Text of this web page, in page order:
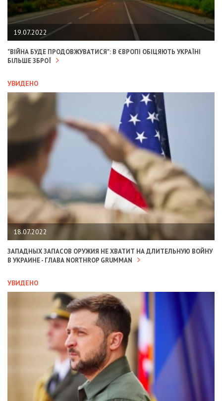
19.07.2022
"ВІЙНА БУДЕ ПРОДОВЖУВАТИСЯ": В ЄВРОПІ ОБІЦЯЮТЬ УКРАЇНІ
БІЛЬШЕ ЗБРОЇ
УВИДЕНО
18.07.2022
ЗАПАДНЫХ ЗАПАСОВ ОРУЖИЯ НЕ ХВАТИТ НА ДЛИТЕЛЬНУЮ ВОЙНУ
В УКРАИНЕ - ГЛАВА NORTHROP GRUMMAN
УВИДЕНО